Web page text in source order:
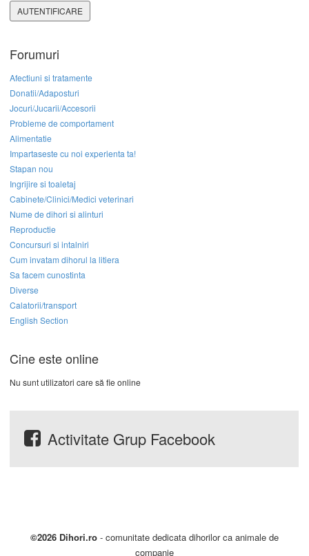
AUTENTIFICARE
Forumuri
Afectiuni si tratamente
Donatii/Adaposturi
Jocuri/Jucarii/Accesorii
Probleme de comportament
Alimentatie
Impartaseste cu noi experienta ta!
Stapan nou
Ingrijire si toaletaj
Cabinete/Clinici/Medici veterinari
Nume de dihori si alinturi
Reproductie
Concursuri si intalniri
Cum invatam dihorul la litiera
Sa facem cunostinta
Diverse
Calatorii/transport
English Section
Cine este online
Nu sunt utilizatori care să fie online
Activitate Grup Facebook
©2026 Dihori.ro - comunitate dedicata dihorilor ca animale de
companie